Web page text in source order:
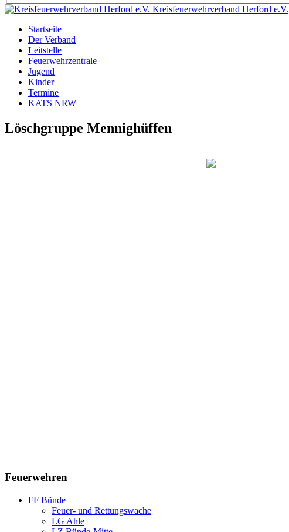
Kreisfeuerwehrverband Herford e.V.
Startseite
Der Verband
Leitstelle
Feuerwehrzentrale
Jugend
Kinder
Termine
KATS NRW
Löschgruppe Mennighüffen
Feuerwehren
FF Bünde
Feuer- und Rettungswache
LG Ahle